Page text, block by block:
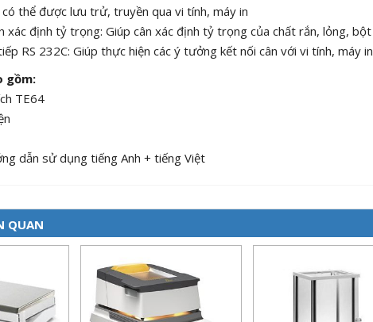
có thể được lưu trử, truyền qua vi tính, máy in
xác định tỷ trọng: Giúp cân xác định tỷ trọng của chất rắn, lỏng, bột
RS 232C: Giúp thực hiện các ý tưởng kết nối cân với vi tính, máy in
gồm:
TE64
dẫn sử dụng tiếng Anh + tiếng Việt
QUAN